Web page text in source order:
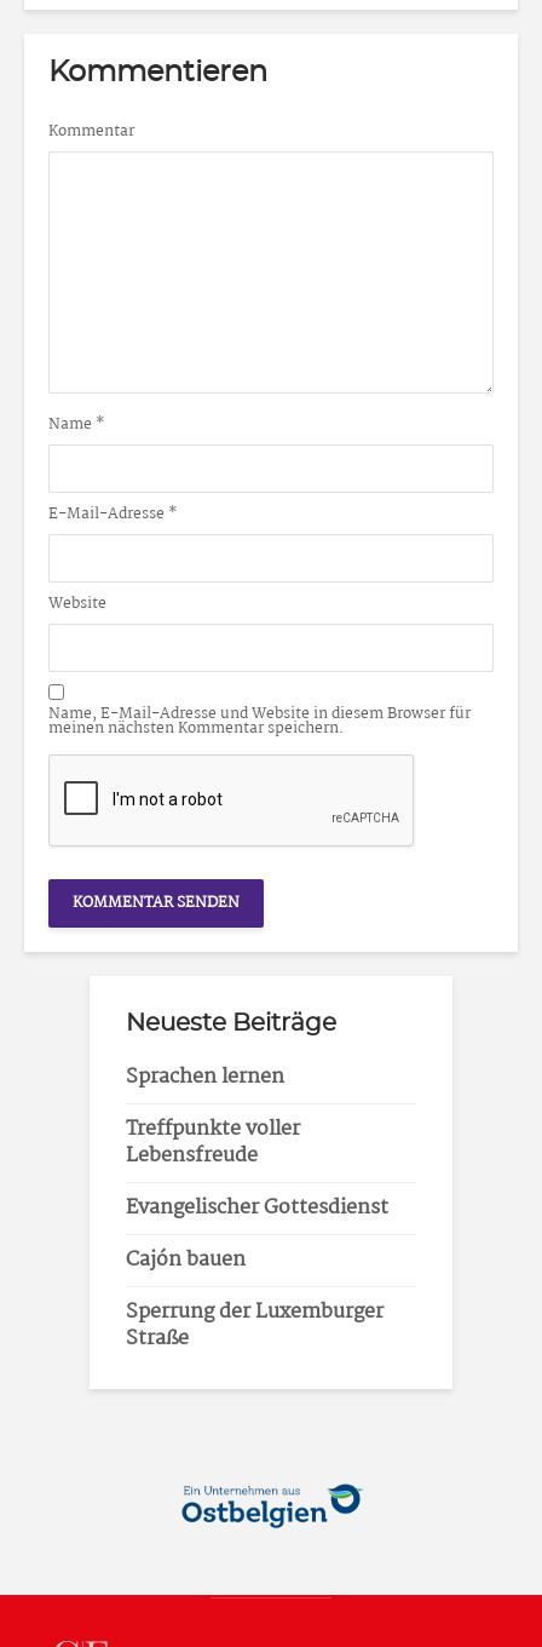
Kommentieren
Kommentar
Name *
E-Mail-Adresse *
Website
Name, E-Mail-Adresse und Website in diesem Browser für
meinen nächsten Kommentar speichern.
Neueste Beiträge
Sprachen lernen
Treffpunkte voller
Lebensfreude
Evangelischer Gottesdienst
Cajón bauen
Sperrung der Luxemburger
Straße